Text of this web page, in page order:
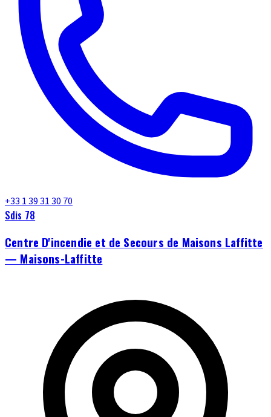
+33 1 39 31 30 70
Sdis 78
Centre D'incendie et de Secours de Maisons Laffitte
— Maisons-Laffitte